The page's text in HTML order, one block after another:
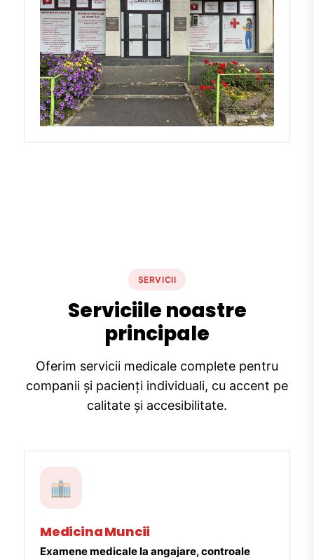
SERVICII
Serviciile noastre
principale
Oferim servicii medicale complete pentru
companii și pacienți individuali, cu accent pe
calitate și accesibilitate.
Medicina Muncii
Examene medicale la angajare, controale